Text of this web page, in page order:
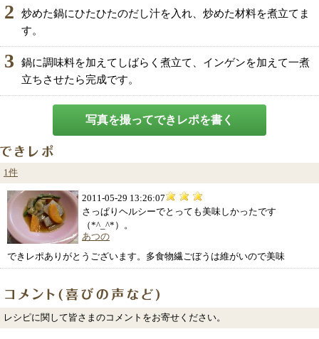
2
炒めた鍋にひたひたのだし汁を入れ、炒めた材料を煮立てま
す。
3
鍋に調味料を加えてしばらく煮立て、インゲンを加えて一煮
立ちさせたら完成です。
写真を撮ってできレポを書く
1件
2011-05-29 13:26:07
さっぱりヘルシーでとっても美味しかったです
（*^_^*）。
あつの
できレポありがとうございます。多食物繊ごぼうは維がいので美味
レシピに関して皆さまのコメントをお寄せください。